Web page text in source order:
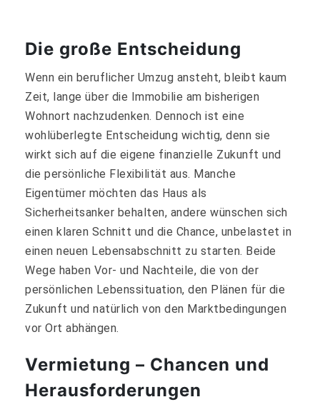
Die große Entscheidung
Wenn ein beruflicher Umzug ansteht, bleibt kaum
Zeit, lange über die Immobilie am bisherigen
Wohnort nachzudenken. Dennoch ist eine
wohlüberlegte Entscheidung wichtig, denn sie
wirkt sich auf die eigene finanzielle Zukunft und
die persönliche Flexibilität aus. Manche
Eigentümer möchten das Haus als
Sicherheitsanker behalten, andere wünschen sich
einen klaren Schnitt und die Chance, unbelastet in
einen neuen Lebensabschnitt zu starten. Beide
Wege haben Vor- und Nachteile, die von der
persönlichen Lebenssituation, den Plänen für die
Zukunft und natürlich von den Marktbedingungen
vor Ort abhängen.
Vermietung – Chancen und
Herausforderungen